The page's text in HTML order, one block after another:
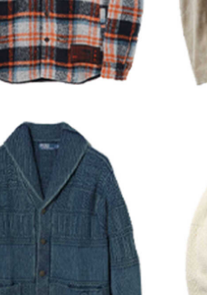
ーコーデ
アイテム
プアイテム
すめアイテム
ム TOP 15